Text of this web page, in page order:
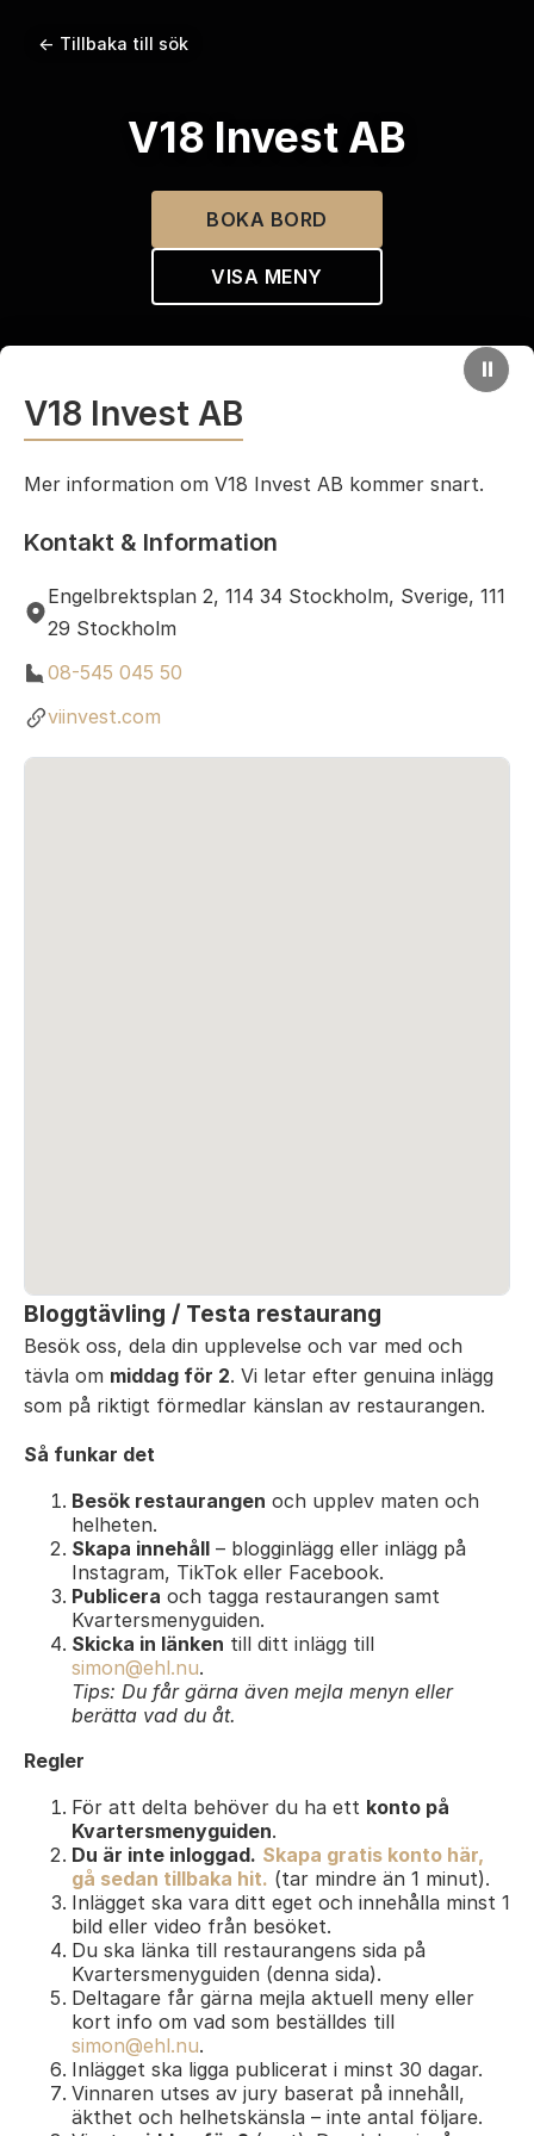
← Tillbaka till sök
V18 Invest AB
BOKA BORD
VISA MENY
⏸
V18 Invest AB
Mer information om V18 Invest AB kommer snart.
Kontakt & Information
Engelbrektsplan 2, 114 34 Stockholm, Sverige, 111
29 Stockholm
08-545 045 50
viinvest.com
Bloggtävling / Testa restaurang
Besök oss, dela din upplevelse och var med och
tävla om middag för 2. Vi letar efter genuina inlägg
som på riktigt förmedlar känslan av restaurangen.
Så funkar det
Besök restaurangen och upplev maten och
helheten.
Skapa innehåll – blogginlägg eller inlägg på
Instagram, TikTok eller Facebook.
Publicera och tagga restaurangen samt
Kvartersmenyguiden.
Skicka in länken till ditt inlägg till
simon@ehl.nu.
Tips: Du får gärna även mejla menyn eller
berätta vad du åt.
Regler
För att delta behöver du ha ett konto på
Kvartersmenyguiden.
Du är inte inloggad. Skapa gratis konto här,
gå sedan tillbaka hit. (tar mindre än 1 minut).
Inlägget ska vara ditt eget och innehålla minst 1
bild eller video från besöket.
Du ska länka till restaurangens sida på
Kvartersmenyguiden (denna sida).
Deltagare får gärna mejla aktuell meny eller
kort info om vad som beställdes till
simon@ehl.nu.
Inlägget ska ligga publicerat i minst 30 dagar.
Vinnaren utses av jury baserat på innehåll,
äkthet och helhetskänsla – inte antal följare.